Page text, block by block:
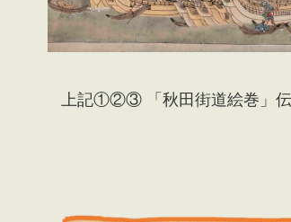
上記①②③ 「秋田街道絵巻」伝